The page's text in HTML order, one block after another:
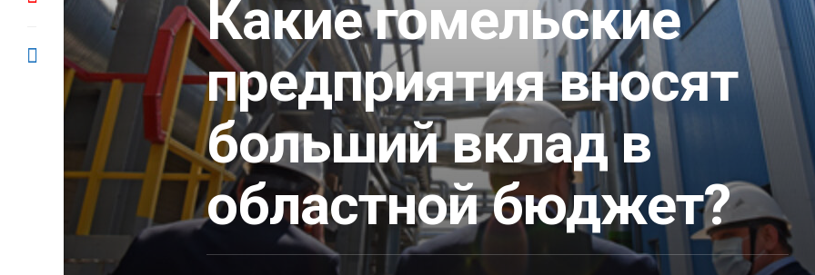
Какие гомельские
предприятия вносят
больший вклад в
областной бюджет?